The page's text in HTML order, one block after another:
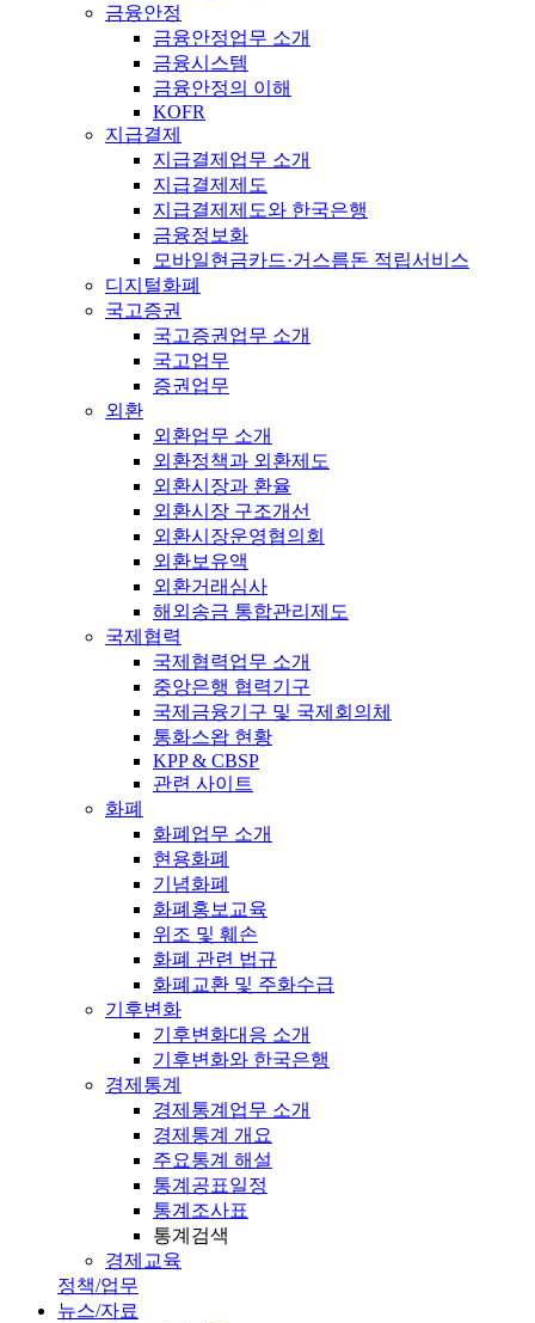
금융안정
금융안정업무 소개
금융시스템
금융안정의 이해
KOFR
지급결제
지급결제업무 소개
지급결제제도
지급결제제도와 한국은행
금융정보화
모바일현금카드·거스름돈 적립서비스
디지털화폐
국고증권
국고증권업무 소개
국고업무
증권업무
외환
외환업무 소개
외환정책과 외환제도
외환시장과 환율
외환시장 구조개선
외환시장운영협의회
외환보유액
외환거래심사
해외송금 통합관리제도
국제협력
국제협력업무 소개
중앙은행 협력기구
국제금융기구 및 국제회의체
통화스왑 현황
KPP & CBSP
관련 사이트
화폐
화폐업무 소개
현용화폐
기념화폐
화폐홍보교육
위조 및 훼손
화폐 관련 법규
화폐교환 및 주화수급
기후변화
기후변화대응 소개
기후변화와 한국은행
경제통계
경제통계업무 소개
경제통계 개요
주요통계 해설
통계공표일정
통계조사표
통계검색
경제교육
정책/업무
뉴스/자료